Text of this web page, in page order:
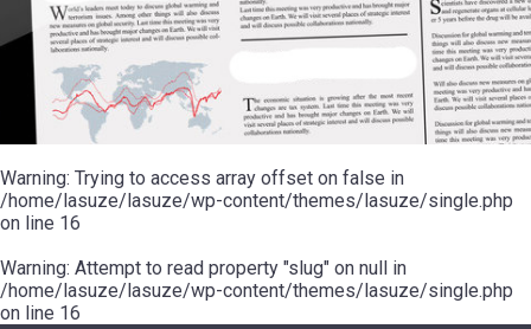
20ÈME
SIÈCLE
RÉUNIONS
DU
CONSEIL
MUNICIPAL
ARRÊTÉS
DÉCISIONS
MAIRE
MOT
DE
LA
MINORITÉ
LES
ÉCOLES
COLLÈGE
ESPACE
JEUNES
11
18
:
ASSOCIATION
COULÉE
DOUCE
ENVIRONNEMENT
L'EAU
L'ASSAINISSEMENT
RÉSIDENCE
AUTONOMIE
LE
CCAS
LA
POLICE
SÉCURITÉ
/
RISQUES
MAJEURS
MUSIQUE
L'ÉCOLE
COMMUNAUTAIRE
DANSE
PISCINE
ASSOCIATIONS
VOIE
VERTE
VISITES
DÉCOUVERTES
LES
RANDONNÉES
LE
POUR
CAMPING-
CARS
TENTES
CARAVANES
LA
HALTE
FLUVIALE
Warning: Trying to access array offset on false in
/home/lasuze/lasuze/wp-content/themes/lasuze/single.php
on line 16
Warning: Attempt to read property "slug" on null in
/home/lasuze/lasuze/wp-content/themes/lasuze/single.php
on line 16